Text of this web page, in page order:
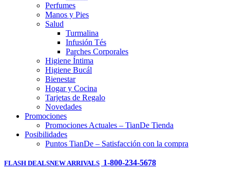
Perfumes
Manos y Pies
Salud
Turmalina
Infusión Tés
Parches Corporales
Higiene Íntima
Higiene Bucál
Bienestar
Hogar y Cocina
Tarjetas de Regalo
Novedades
Promociones
Promociones Actuales – TianDe Tienda
Posibilidades
Puntos TianDe – Satisfacción con la compra
FLASH DEALSNEW ARRIVALS 1-800-234-5678